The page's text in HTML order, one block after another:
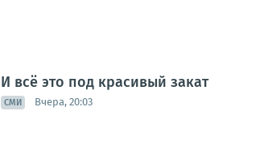
И всё это под красивый закат
СМИ Вчера, 20:03